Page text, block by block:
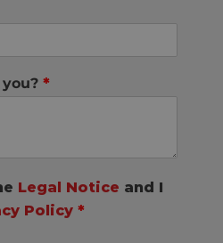
*
Legal Notice and I
Policy *